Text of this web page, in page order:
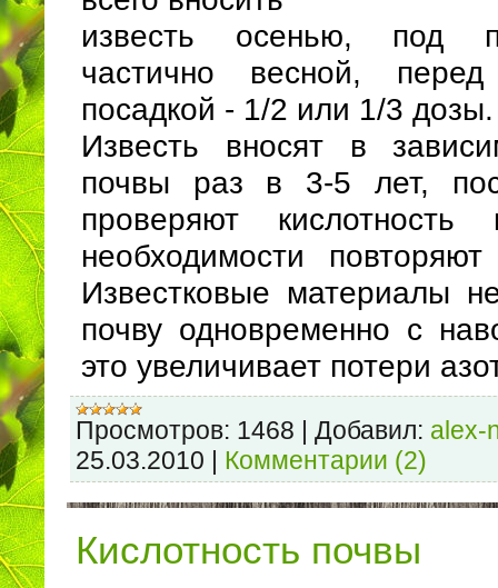
известь осенью, под
частично весной,
посадкой - 1/2 или 1/3 дозы.
Известь вносят в
почвы раз в 3-5 лет,
проверяют
необходимости повторяют
Известковые материалы
почву одновременно с
это увеличивает потери
Просмотров: 1468 Добавил: alex-
25.03.2010
Комментарии (2)
Кислотность почвы